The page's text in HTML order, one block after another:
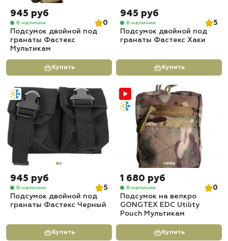
945 руб
В наличии
0
Подсумок двойной под
гранаты Фастекс
Мультикам
Купить
945 руб
В наличии
5
Подсумок двойной под
гранаты Фастекс Хаки
Купить
945 руб
В наличии
5
Подсумок двойной под
гранаты Фастекс Черный
Купить
1 680 руб
В наличии
0
Подсумок на велкро
GONGTEX EDC Utility
Pouch Мультикам
Купить